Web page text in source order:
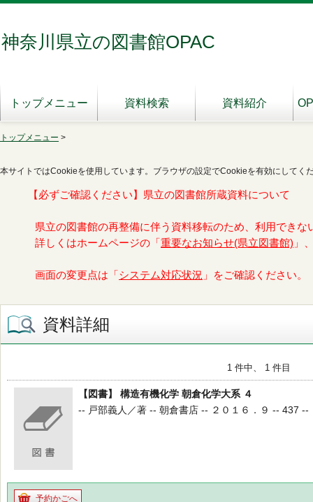
神奈川県立の図書館OPAC
トップメニュー 資料検索 資料紹介
トップメニュー >
本サイトではCookieを使用しています。ブラウザの設定でCookieを有効にしてく
【必ずご確認ください】県立の図書館所蔵資料について
県立の図書館の再整備に伴う資料移転のため、利用できな
詳しくはホームページの「 重要なお知らせ(県立図書館) 」
画面の変更点は「 システム対応状況 」をご確認ください。
資料詳細
1 件中、 1 件目
【図書】 構造有機化学 朝倉化学大系 ４
-- 戸部義人／著 -- 朝倉書店 -- ２０１６．９ -- 437 --
予約かごへ